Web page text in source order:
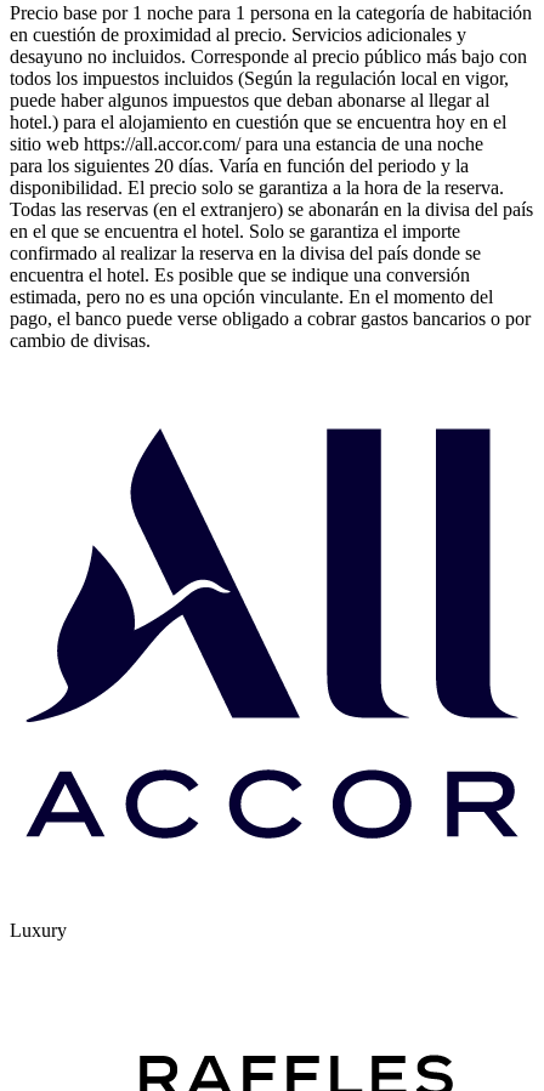
Precio base por 1 noche para 1 persona en la categoría de habitación
en cuestión de proximidad al precio. Servicios adicionales y
desayuno no incluidos. Corresponde al precio público más bajo con
todos los impuestos incluidos (Según la regulación local en vigor,
puede haber algunos impuestos que deban abonarse al llegar al
hotel.) para el alojamiento en cuestión que se encuentra hoy en el
sitio web https://all.accor.com/ para una estancia de una noche
para los siguientes 20 días. Varía en función del periodo y la
disponibilidad. El precio solo se garantiza a la hora de la reserva.
Todas las reservas (en el extranjero) se abonarán en la divisa del país
en el que se encuentra el hotel. Solo se garantiza el importe
confirmado al realizar la reserva en la divisa del país donde se
encuentra el hotel. Es posible que se indique una conversión
estimada, pero no es una opción vinculante. En el momento del
pago, el banco puede verse obligado a cobrar gastos bancarios o por
cambio de divisas.
Luxury